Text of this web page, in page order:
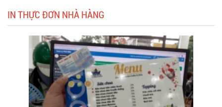
IN THỰC ĐƠN NHÀ HÀNG